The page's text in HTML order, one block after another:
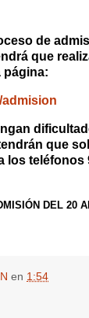
de
que
página:
admision
que
los teléfonos
DEL 20
en 1:54